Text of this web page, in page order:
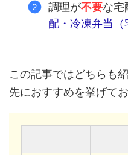
調理が不要な宅
配・冷凍弁当（
この記事ではどちらも
先におすすめを挙げて